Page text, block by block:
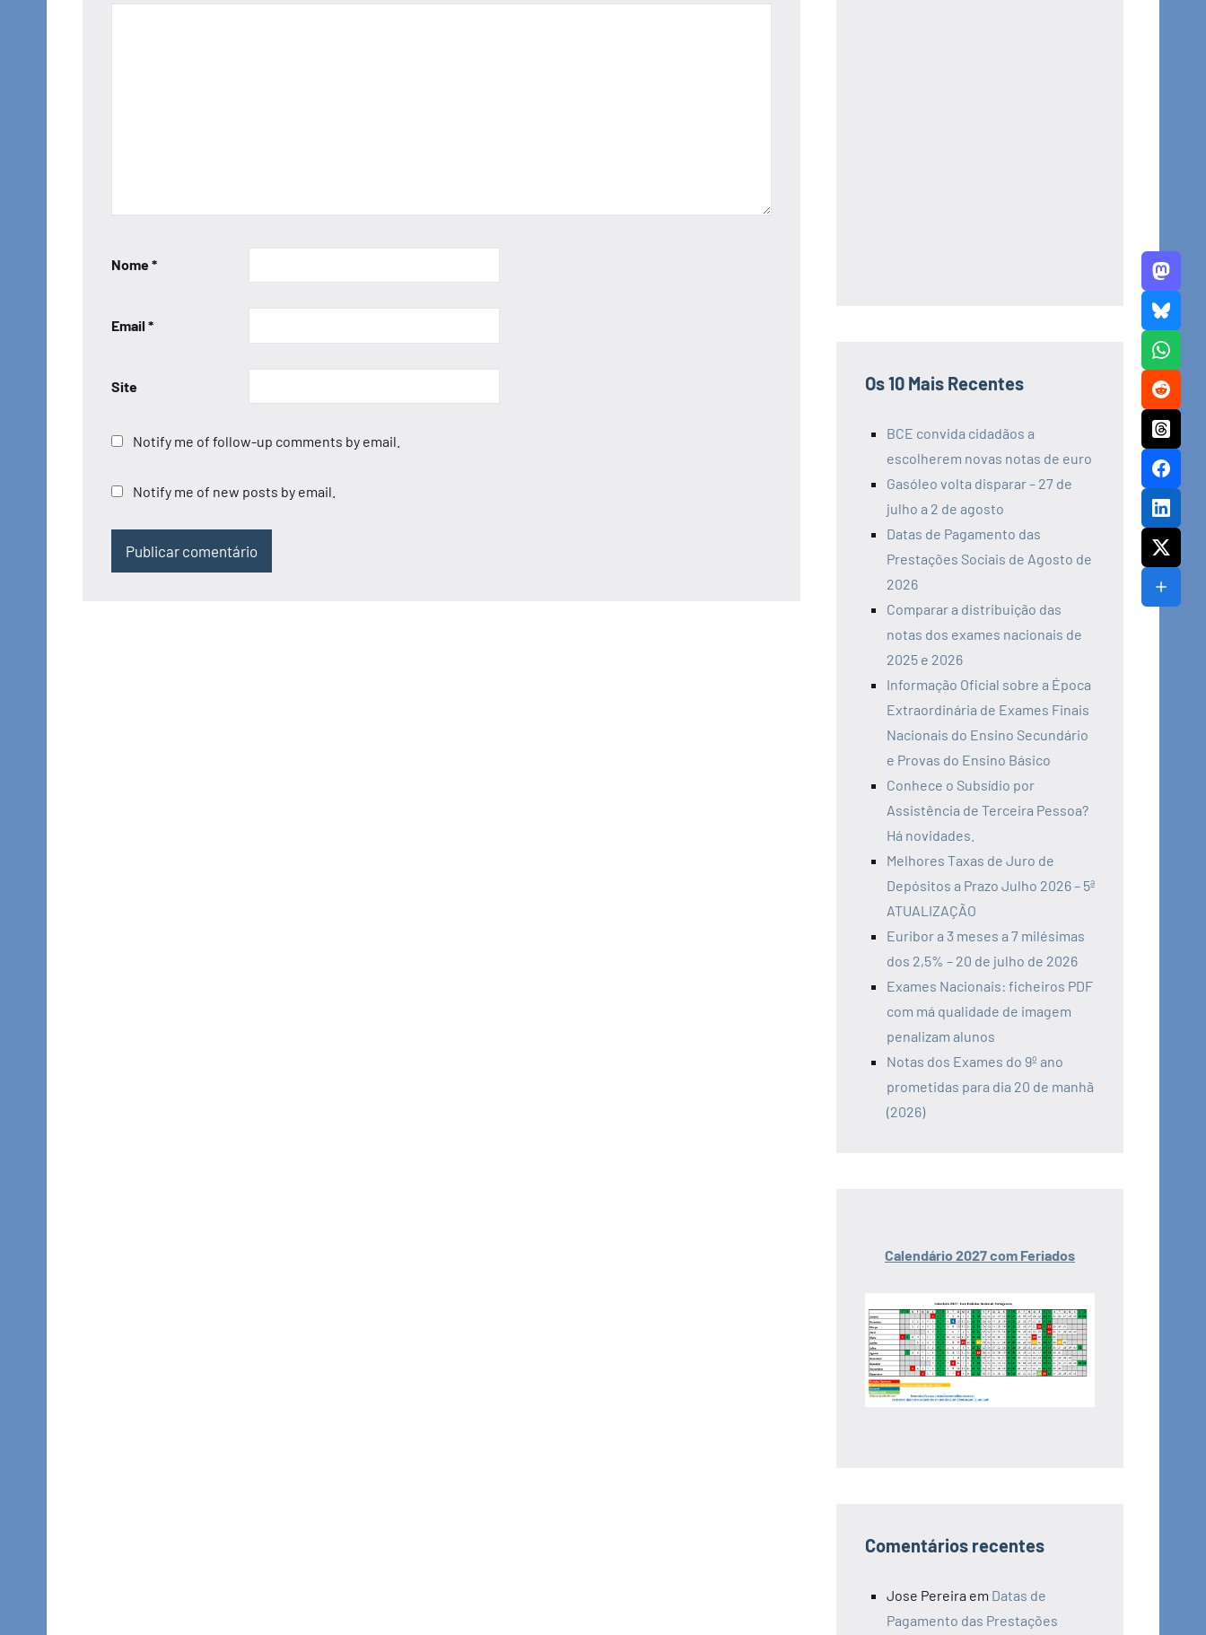
Nome*
Email *
Site
Notify me of follow-up comments by email.
Notify me of new posts by email.
Os 10 Mais Recentes
BCE convida cidadãos a
escolherem novas notas de euro
Gasóleo volta disparar – 27 de
julho a 2 de agosto
Datas de Pagamento das
Prestações Sociais de Agosto de
2026
Comparar a distribuição das
notas dos exames nacionais de
2025 e 2026
Informação Oficial sobre a Época
Extraordinária de Exames Finais
Nacionais do Ensino Secundário
e Provas do Ensino Básico
Conhece o Subsídio por
Assistência de Terceira Pessoa?
Há novidades.
Melhores Taxas de Juro de
Depósitos a Prazo Julho 2026 – 5ª
ATUALIZAÇÃO
Euribor a 3 meses a 7 milésimas
dos 2,5% – 20 de julho de 2026
Exames Nacionais: ficheiros PDF
com má qualidade de imagem
penalizam alunos
Notas dos Exames do 9º ano
prometidas para dia 20 de manhã
(2026)
Calendário 2027 com Feriados
Comentários recentes
Jose Pereira em Datas de
Pagamento das Prestações